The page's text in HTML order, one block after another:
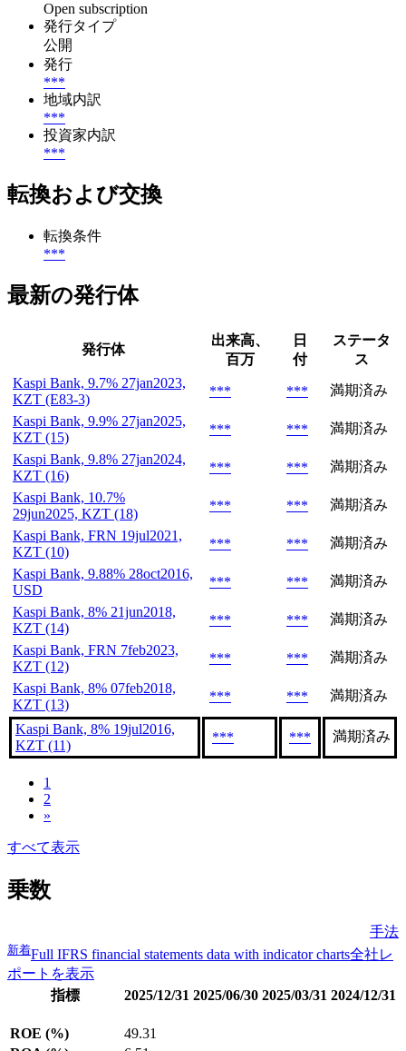
Open subscription
発行タイプ
公開
発行
***
地域内訳
***
投資家内訳
***
転換および交換
転換条件
***
最新の発行体
発行体
出来高、
百万
日
付
ステータ
ス
Kaspi Bank, 9.7% 27jan2023,
KZT (E83-3)
*** ***
満期済み
Kaspi Bank, 9.9% 27jan2025,
KZT (15)
*** ***
満期済み
Kaspi Bank, 9.8% 27jan2024,
KZT (16)
*** ***
満期済み
Kaspi Bank, 10.7%
29jun2025, KZT (18)
*** ***
満期済み
Kaspi Bank, FRN 19jul2021,
KZT (10)
*** ***
満期済み
Kaspi Bank, 9.88% 28oct2016,
USD
*** ***
満期済み
Kaspi Bank, 8% 21jun2018,
KZT (14)
*** ***
満期済み
Kaspi Bank, FRN 7feb2023,
KZT (12)
*** ***
満期済み
Kaspi Bank, 8% 07feb2018,
KZT (13)
*** *** 満期済み
Kaspi Bank, 8% 19jul2016,
KZT (11)
*** *** 満期済み
1
2
»
すべて表示
乗数
手法
新着Full IFRS financial statements data with indicator charts全社レ
ポートを表示
指標
2025/12/31 2025/06/30 2025/03/31 2024/12/31
ROE (%)
49.31